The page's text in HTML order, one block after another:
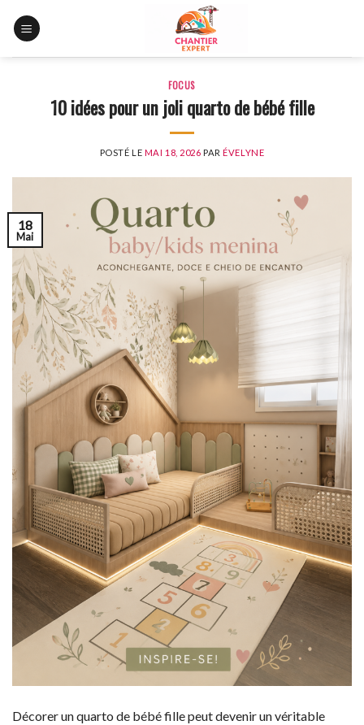
FOCUS
10 idées pour un joli quarto de bébé fille
POSTÉ LE MAI 18, 2026 PARÉVELYNE
18
Mai
Décorer un quarto de bébé fille peut devenir un véritable